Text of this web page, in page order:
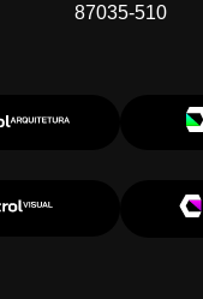
87035-510